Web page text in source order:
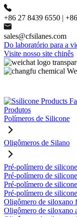
+86 27 8439 6550 |
sales@cfsilanes.com
Do laboratório para a
Visite nosso site chinês
Produtos
Polímeros de Silicone
Oligômeros de Silano
Pré-polímero de
Pré-polímero de
Pré-polímero de
Pré-polímero de
Oligômero de siloxano
Oligômero de siloxano